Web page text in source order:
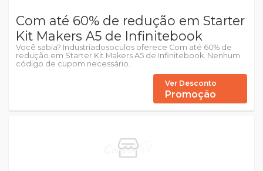
Com até 60% de redução em Starter
Kit Makers A5 de Infinitebook
Você sabia? Industriadosoculos oferece Com até 60% de
redução em Starter Kit Makers A5 de Infinitebook. Nenhum
código de cupom necessário.
Ver Desconto
Promoção